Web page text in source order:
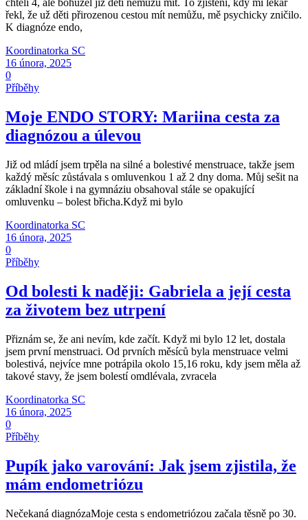
chtěli 4, ale bohužel již děti nemůžu mít. To zjištěni, kdy mi lékař
řekl, že už děti přirozenou cestou mít nemůžu, mě psychicky zničilo.
K diagnóze endo,
Koordinatorka SC
16 února, 2025
0
Příběhy
Moje ENDO STORY: Mariina cesta za
diagnózou a úlevou
Již od mládí jsem trpěla na silné a bolestivé menstruace, takže jsem
každý měsíc zůstávala s omluvenkou 1 až 2 dny doma. Můj sešit na
základní škole i na gymnáziu obsahoval stále se opakující
omluvenku – bolest břicha.Když mi bylo
Koordinatorka SC
16 února, 2025
0
Příběhy
Od bolesti k naději: Gabriela a její cesta
za životem bez utrpení
Přiznám se, že ani nevím, kde začít. Když mi bylo 12 let, dostala
jsem první menstruaci. Od prvních měsíců byla menstruace velmi
bolestivá, nejvíce mne potrápila okolo 15,16 roku, kdy jsem měla až
takové stavy, že jsem bolestí omdlévala, zvracela
Koordinatorka SC
16 února, 2025
0
Příběhy
Pupík jako varování: Jak jsem zjistila, že
mám endometriózu
Nečekaná diagnózaMoje cesta s endometriózou začala těsně po 30.